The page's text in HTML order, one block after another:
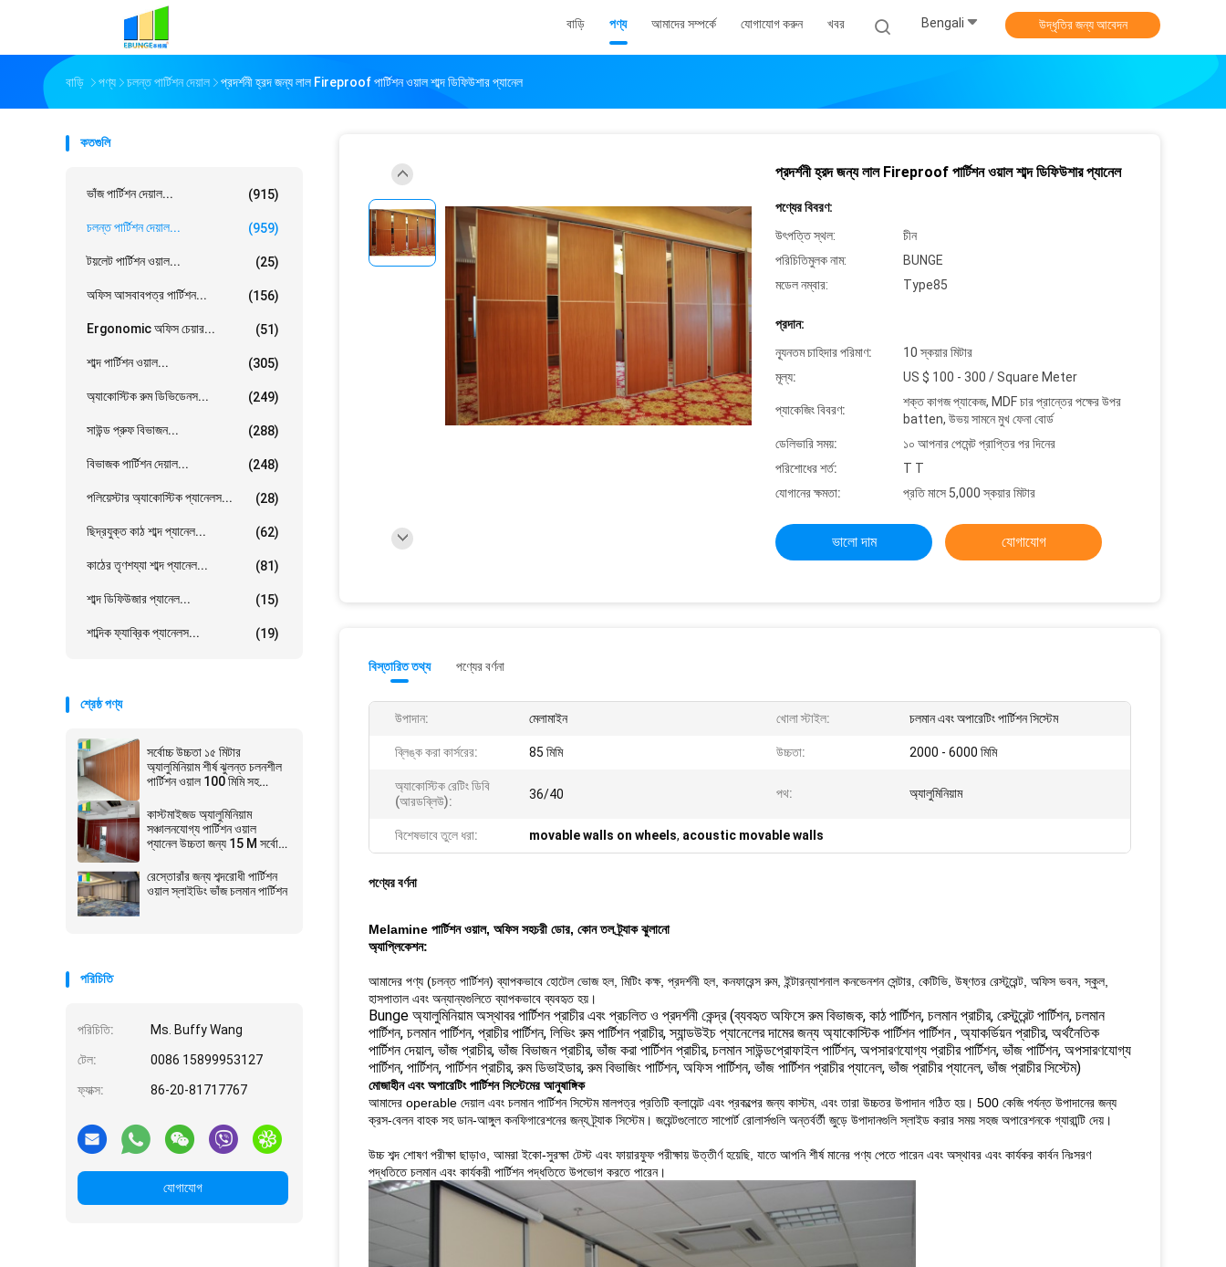
বাড়ি পণ্য আমাদের সম্পর্কে যোগাযোগ করুন খবর Bengali উদ্ধৃতির জন্য আবেদন
বাড়ি পণ্য চলন্ত পার্টিশন দেয়াল প্রদর্শনী হ্রদ জন্য লাল Fireproof পার্টিশন ওয়াল শাব্দ ডিফিউশার প্যানেল
কতগুলি
ভাঁজ পার্টিশন দেয়াল... (915)
চলন্ত পার্টিশন দেয়াল... (959)
টয়লেট পার্টিশন ওয়াল... (25)
অফিস আসবাবপত্র পার্টিশন... (156)
Ergonomic অফিস চেয়ার... (51)
শাব্দ পার্টিশন ওয়াল... (305)
অ্যাকোস্টিক রুম ডিভিডেনস... (249)
সাউন্ড প্রুফ বিভাজন... (288)
বিভাজক পার্টিশন দেয়াল... (248)
পলিয়েস্টার অ্যাকোস্টিক প্যানেলস... (28)
ছিদ্রযুক্ত কাঠ শাব্দ প্যানেল... (62)
কাঠের তৃণশয্যা শাব্দ প্যানেল... (81)
শাব্দ ডিফিউজার প্যানেল... (15)
শাব্দিক ফ্যাব্রিক প্যানেলস... (19)
শ্রেষ্ঠ পণ্য
সর্বোচ্চ উচ্চতা ১৫ মিটার
অ্যালুমিনিয়াম শীর্ষ ঝুলন্ত চলনশীল
পার্টিশন ওয়াল 100 মিমি সহ
কাস্টমাইজড অ্যালুমিনিয়াম
সঞ্চালনযোগ্য পার্টিশন ওয়াল
প্যানেল উচ্চতা জন্য 15 M সর্বোচ্চ
রেস্তোরাঁর জন্য শব্দরোধী পার্টিশন
ওয়াল স্লাইডিং ভাঁজ চলমান পার্টিশন
পরিচিতি
পরিচিতি: Ms. Buffy Wang
টেল: 0086 15899953127
ফ্যাক্স: 86-20-81717767
যোগাযোগ
প্রদর্শনী হ্রদ জন্য লাল Fireproof পার্টিশন ওয়াল শাব্দ ডিফিউশার প্যানেল
পণ্যের বিবরণ:
উৎপত্তি স্থল:
চীন
পরিচিতিমুলক নাম:
BUNGE
মডেল নম্বার:
Type85
প্রদান:
ন্যূনতম চাহিদার পরিমাণ:
10 স্কয়ার মিটার
মূল্য:
US $ 100 - 300 / Square Meter
প্যাকেজিং বিবরণ:
শক্ত কাগজ প্যাকেজ, MDF চার প্রান্তের পক্ষের উপর
batten, উভয় সামনে মুখ ফেনা বোর্ড
ডেলিভারি সময়:
১০ আপনার পেমেন্ট প্রাপ্তির পর দিনের
পরিশোধের শর্ত:
T T
যোগানের ক্ষমতা:
প্রতি মাসে 5,000 স্কয়ার মিটার
ভালো দাম যোগাযোগ
বিস্তারিত তথ্য পণ্যের বর্ণনা
উপাদান: মেলামাইন খোলা স্টাইল: চলমান এবং অপারেটিং পার্টিশন সিস্টেম
ব্লিঙ্ক করা কার্সরের: 85 মিমি উচ্চতা: 2000 - 6000 মিমি
অ্যাকোস্টিক রেটিং ডিবি
(আরডব্লিউ):
36/40 পথ: অ্যালুমিনিয়াম
বিশেষভাবে তুলে ধরা: movable walls on wheels, acoustic movable walls
পণ্যের বর্ণনা
Melamine পার্টিশন ওয়াল, অফিস সহচরী ডোর, কোন তল ট্র্যাক ঝুলানো
অ্যাপ্লিকেশন:
আমাদের পণ্য (চলন্ত পার্টিশন) ব্যাপকভাবে হোটেল ভোজ হল, মিটিং কক্ষ, প্রদর্শনী হল, কনফারেন্স রুম, ইন্টারন্যাশনাল কনভেনশন সেন্টার, কেটিভি, উষ্ণতর রেস্টুরেন্ট, অফিস ভবন, স্কুল,
হাসপাতাল এবং অন্যান্যগুলিতে ব্যাপকভাবে ব্যবহৃত হয়।
Bunge অ্যালুমিনিয়াম অস্থাবর পার্টিশন প্রাচীর এবং প্রচলিত ও প্রদর্শনী কেন্দ্র (ব্যবহৃত অফিসে রুম বিভাজক, কাঠ পার্টিশন, চলমান প্রাচীর, রেস্টুরেন্ট পার্টিশন, চলমান
পার্টিশন, চলমান পার্টিশন, প্রাচীর পার্টিশন, লিভিং রুম পার্টিশন প্রাচীর, স্যান্ডউইচ প্যানেলের দামের জন্য অ্যাকোস্টিক পার্টিশন পার্টিশন , অ্যাকর্ডিয়ন প্রাচীর, অর্থনৈতিক
পার্টিশন দেয়াল, ভাঁজ প্রাচীর, ভাঁজ বিভাজন প্রাচীর, ভাঁজ করা পার্টিশন প্রাচীর, চলমান সাউন্ডপ্রোফাইল পার্টিশন, অপসারণযোগ্য প্রাচীর পার্টিশন, ভাঁজ পার্টিশন, অপসারণযোগ্য
পার্টিশন, পার্টিশন, পার্টিশন প্রাচীর, রুম ডিভাইডার, রুম বিভাজিং পার্টিশন, অফিস পার্টিশন, ভাঁজ পার্টিশন প্রাচীর প্যানেল, ভাঁজ প্রাচীর প্যানেল, ভাঁজ প্রাচীর সিস্টেম)
মোজাহীন এবং অপারেটিং পার্টিশন সিস্টেমের আনুষাঙ্গিক
আমাদের operable দেয়াল এবং চলমান পার্টিশন সিস্টেম মালপত্র প্রতিটি ক্লায়েন্ট এবং প্রকল্পের জন্য কাস্টম, এবং তারা উচ্চতর উপাদান গঠিত হয়। 500 কেজি পর্যন্ত উপাদানের জন্য
ক্রস-বেলন বাহক সহ ডান-আঙ্গুল কনফিগারেশনের জন্য ট্র্যাক সিস্টেম। জয়েন্টগুলোতে সাপোর্ট রোলার্সগুলি অন্তর্বর্তী জুড়ে উপাদানগুলি স্লাইড করার সময় সহজ অপারেশনকে গ্যারান্টি দেয়।
উচ্চ শব্দ শোষণ পরীক্ষা ছাড়াও, আমরা ইকো-সুরক্ষা টেস্ট এবং ফায়ারফুফ পরীক্ষায় উত্তীর্ণ হয়েছি, যাতে আপনি শীর্ষ মানের পণ্য পেতে পারেন এবং অস্থাবর এবং কার্যকর কার্বন নিঃসরণ
পদ্ধতিতে চলমান এবং কার্যকরী পার্টিশন পদ্ধতিতে উপভোগ করতে পারেন।